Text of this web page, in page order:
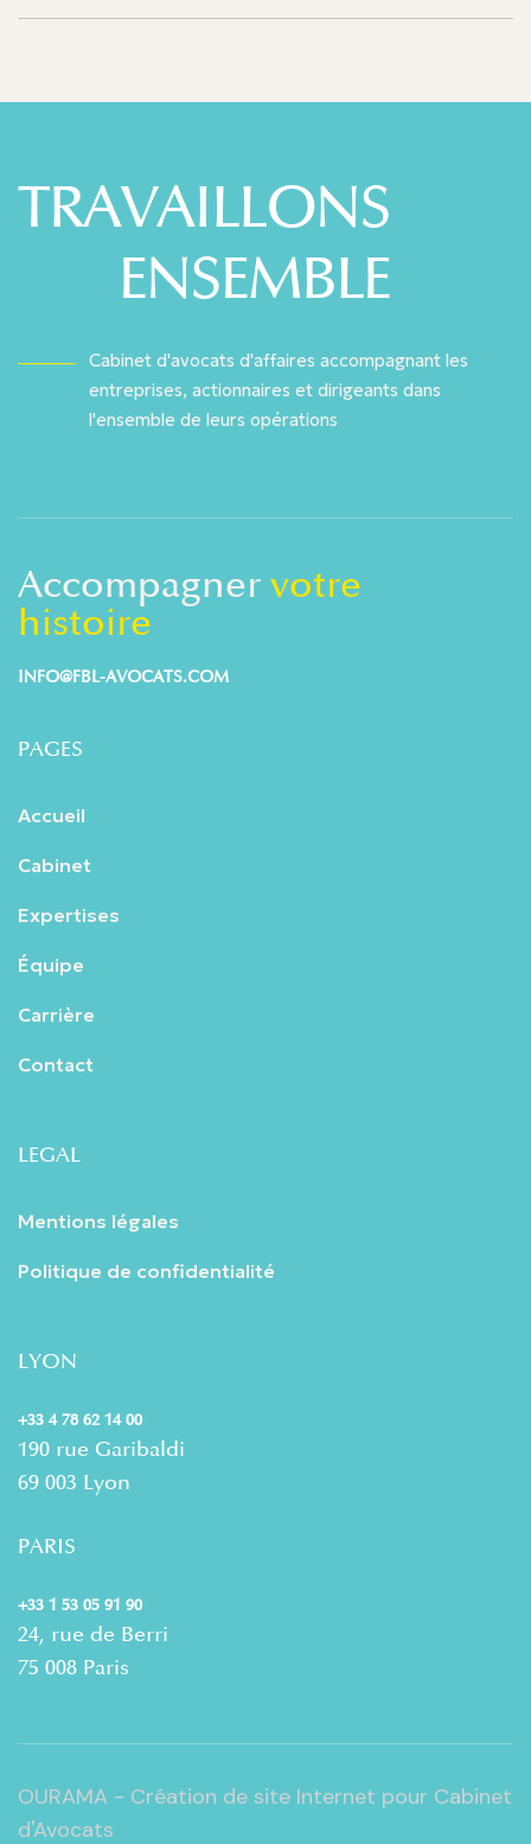
TRAVAILLONS
ENSEMBLE
Cabinet d'avocats d'affaires accompagnant les
entreprises, actionnaires et dirigeants dans
l'ensemble de leurs opérations
Accompagner votre
histoire
INFO@FBL-AVOCATS.COM
PAGES
Accueil
Cabinet
Expertises
Équipe
Carrière
Contact
LEGAL
Mentions légales
Politique de confidentialité
LYON
+33 4 78 62 14 00
190 rue Garibaldi
69 003 Lyon
PARIS
+33 1 53 05 91 90
24, rue de Berri
75 008 Paris
OURAMA - Création de site Internet pour Cabinet
d'Avocats